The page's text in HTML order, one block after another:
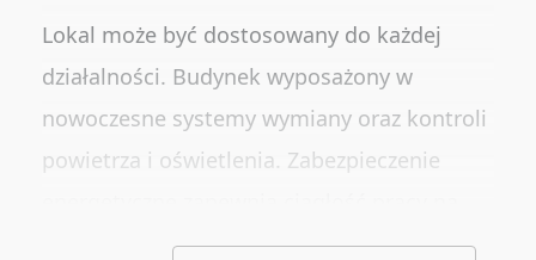
Rynekpierwotny
Oferty ze zdjęciem
Lokal może być dostosowany do każdej
działalności. Budynek wyposażony w
nowoczesne systemy wymiany oraz kontroli
powietrza i oświetlenia. Zabezpieczenie
wypadek przerw w dostawie energii.